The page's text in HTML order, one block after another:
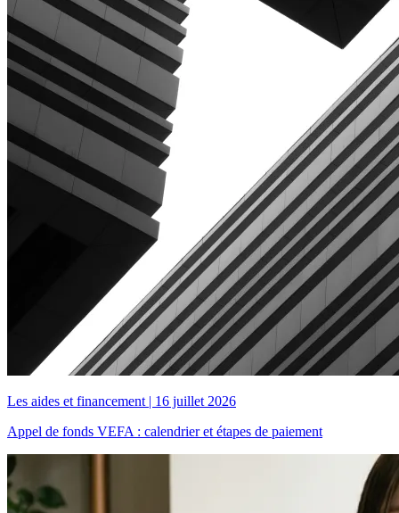
Les aides et financement | 16 juillet 2026
Appel de fonds VEFA : calendrier et étapes de paiement